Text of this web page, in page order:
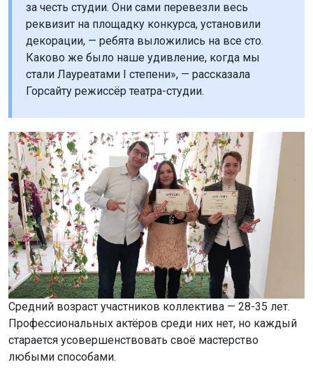
за честь студии. Они сами перевезли весь
реквизит на площадку конкурса, установили
декорации, — ребята выложились на все сто.
Каково же было наше удивление, когда мы
стали Лауреатами I степени», — рассказала
Горсайту режиссёр театра-студии.
Средний возраст участников коллектива — 28-35 лет.
Профессиональных актёров среди них нет, но каждый
старается усовершенствовать своё мастерство
любыми способами.